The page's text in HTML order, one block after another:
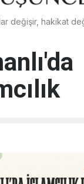
değişir, hakikat